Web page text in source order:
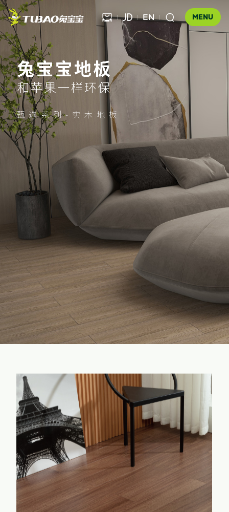
MENU
  EN 
健康饰材
板材
科技木
胶粘材料
工装产品
健康家居
全屋定制
UNICO
地板
公司介绍
企业文化
发展历程
品牌优势
联系我们
门店查询
合作伙伴查询
防伪查询
违规投诉
资讯中心
知识百科
品牌视频
招商加盟
大客户合作
人事招聘
基本信息
公司公告
股票信息
互动交流
甄选系列-实木地板